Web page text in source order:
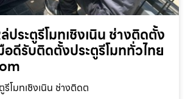
ประตูรีโมทเชิงเนิน ช่างติดตั้ง
อดีรับติดตั้งประตูรีโมททั่วไทย
รีโมทเชิงเนิน ช่างติดต